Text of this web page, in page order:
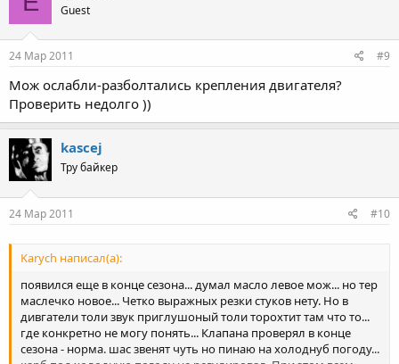
Guest
24 Мар 2011 #9
Мож ослабли-разболтались крепления двигателя?
Проверить недолго ))
kascej
Тру байкер
24 Мар 2011 #10
Karych написал(а):
появился еще в конце сезона... думал масло левое мож... но тер
маслечко новое... Четко выражных резки стуков нету. Но в
дивгатели толи звук приглушоный толи торохтит там что то...
где конкретно не могу понять... Клапана проверял в конце
сезона - норма. шас звенят чуть но пинаю на холоднуб погоду...